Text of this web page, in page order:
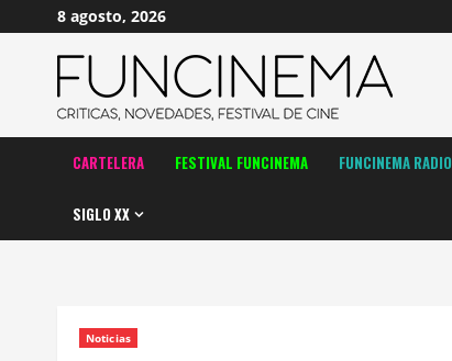
contenido
8 agosto, 2026
CARTELERA FESTIVAL FUNCINEMA FUNCINEMA RADIO
SIGLO XX
Noticias